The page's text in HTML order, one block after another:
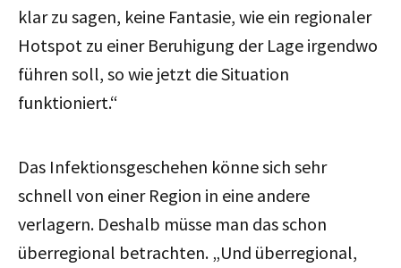
klar zu sagen, keine Fantasie, wie ein regionaler
Hotspot zu einer Beruhigung der Lage irgendwo
führen soll, so wie jetzt die Situation
funktioniert.“
Das Infektionsgeschehen könne sich sehr
schnell von einer Region in eine andere
verlagern. Deshalb müsse man das schon
überregional betrachten. „Und überregional,